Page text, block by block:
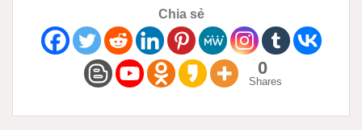
Chia sẻ
0
Shares